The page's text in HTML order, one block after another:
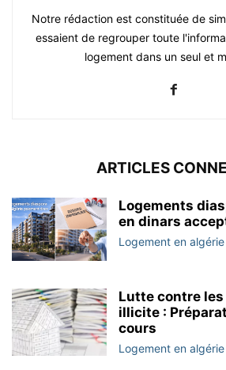
Notre rédaction est constituée de
essaient de regrouper toute
logement dans un seul et
ARTICLES
Logements
en dinars
Logement en algérie
Lutte contre
illicite :
cours
Logement en algérie